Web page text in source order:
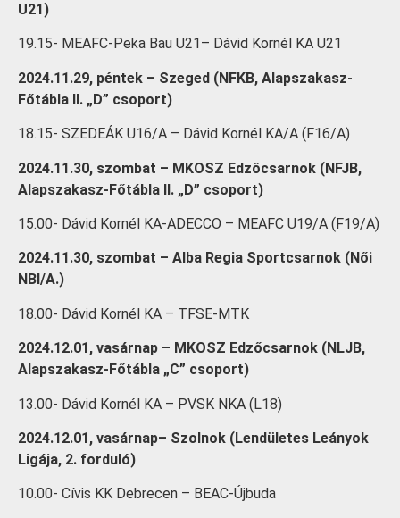
U21)
19.15- MEAFC-Peka Bau U21– Dávid Kornél KA U21
2024.11.29, péntek – Szeged (NFKB, Alapszakasz-
Főtábla II. „D” csoport)
18.15- SZEDEÁK U16/A – Dávid Kornél KA/A (F16/A)
2024.11.30, szombat – MKOSZ Edzőcsarnok (NFJB,
Alapszakasz-Főtábla II. „D” csoport)
15.00- Dávid Kornél KA-ADECCO – MEAFC U19/A (F19/A)
2024.11.30, szombat – Alba Regia Sportcsarnok (Női
NBI/A.)
18.00- Dávid Kornél KA – TFSE-MTK
2024.12.01, vasárnap – MKOSZ Edzőcsarnok (NLJB,
Alapszakasz-Főtábla „C” csoport)
13.00- Dávid Kornél KA – PVSK NKA (L18)
2024.12.01, vasárnap– Szolnok (Lendületes Leányok
Ligája, 2. forduló)
10.00- Cívis KK Debrecen – BEAC-Újbuda